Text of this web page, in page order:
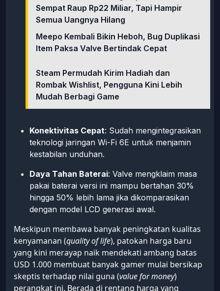
Sempat Raup Rp22 Miliar, Tapi Hampir
Semua Uangnya Hilang
Meepo Kembali Bikin Heboh, Bug Duplikasi
Item Paksa Valve Bertindak Cepat
Steam Permudah Kirim Hadiah dan
Rombak Wishlist, Pengguna Kini Lebih
Mudah Berbagi Game
Konektivitas Cepat: Sudah mengintegrasikan
teknologi jaringan Wi-Fi 6E untuk menjamin
kestabilan unduhan.
Daya Tahan Baterai: Valve mengklaim masa
pakai baterai versi ini mampu bertahan 30%
hingga 50% lebih lama jika dikomparasikan
dengan model LCD generasi awal.
Meskipun membawa banyak peningkatan kualitas
kenyamanan (quality of life), patokan harga baru
yang kini merayap naik mendekati ambang batas
USD 1.000 membuat banyak gamer mulai bersikap
skeptis terhadap nilai guna (value for money)
perangkat ini. Berada di rentang harga yang